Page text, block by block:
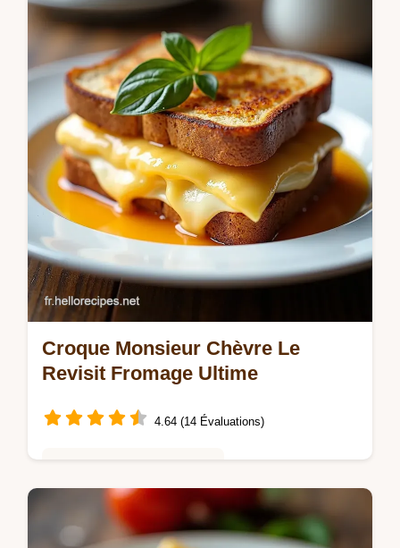
Marseille pour épater vos convives Ma
recette facile et authentique vous transporte
à Marseille Découvrez mes secrets…
Croque Monsieur Chèvre Le
Revisit Fromage Ultime
4.64 (14 Évaluations)
Envie dun Croque Monsieur Revisit au
Fromage digne des bistrots parisiens Ma